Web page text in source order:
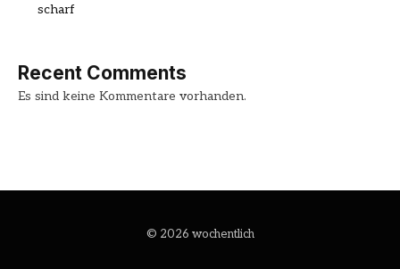
scharf
Recent Comments
Es sind keine Kommentare vorhanden.
© 2026 wochentlich